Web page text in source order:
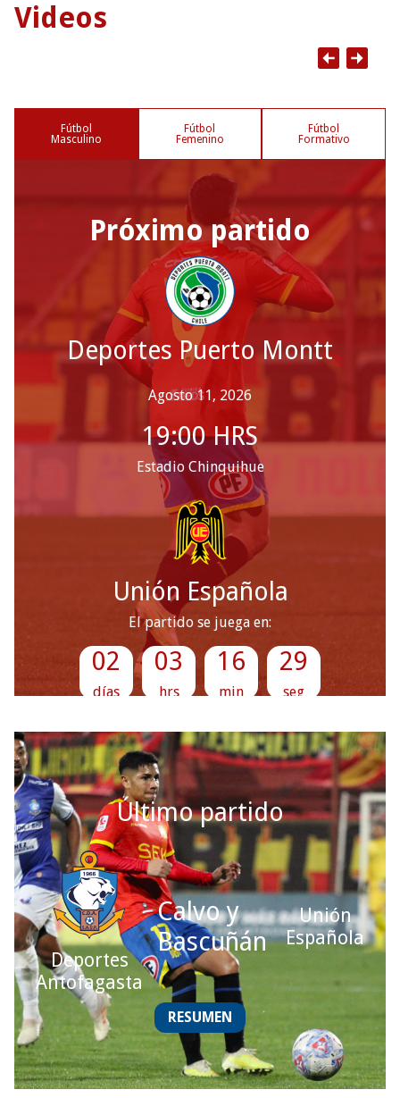
Videos
Fútbol
Masculino
Fútbol
Femenino
Fútbol
Formativo
Próximo partido
Deportes Puerto Montt
Agosto 11, 2026
19:00HRS
Estadio Chinquihue
Unión Española
El partido se juega en:
02
días
03
hrs
16
min
27
seg
Último partido
Deportes
Antofagasta
Calvo y
Bascuñán
Unión
Española
RESUMEN